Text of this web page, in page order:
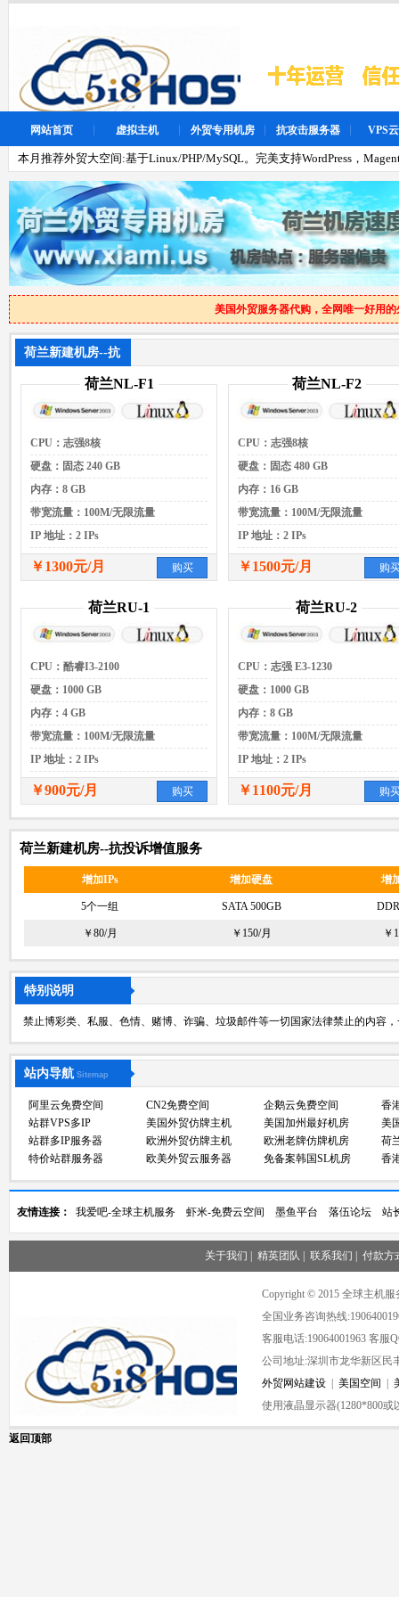
网站首页 虚拟主机 外贸专用机房 抗攻击服务器 VPS
本月推荐外贸大空间:基于Linux/PHP/MySQL。完美支持WordPress，
美国外贸服务器代购，全网唯一好用的
荷兰新建机房--抗
荷兰NL-F1
CPU：志强8核
硬盘：固态 240 GB
内存：8 GB
带宽流量：100M/无限流量
IP 地址：2 IPs
￥1300元/月 购买
荷兰NL-F2
CPU：志强8核
硬盘：固态 480 GB
内存：16 GB
带宽流量：100M/无限流量
IP 地址：2 IPs
￥1500元/月 购
荷兰RU-1
CPU：酷睿I3-2100
硬盘：1000 GB
内存：4 GB
带宽流量：100M/无限流量
IP 地址：2 IPs
￥900元/月 购买
荷兰RU-2
CPU：志强 E3-1230
硬盘：1000 GB
内存：8 GB
带宽流量：100M/无限流量
IP 地址：2 IPs
￥1100元/月 购
荷兰新建机房--抗投诉增值服务
增加IPs
5个一组
￥80/月
增加硬盘
SATA 500GB
￥150/月
增
￥
特别说明
禁止博彩类、私服、色情、赌博、诈骗、垃圾邮件等一切国家法律禁止的内容
站内导航 Sitemap
阿里云免费空间 CN2免费空间 企鹅云免费空间
香
站群VPS多IP
美国外贸仿牌主机 美国加州最好机房
美
站群多IP服务器
欧洲外贸仿牌主机 欧洲老牌仿牌机房
荷
特价站群服务器
欧美外贸云服务器 免备案韩国SL机房 香
友情连接： 我爱吧-全球主机服务 虾米-免费云空间 墨鱼平台 落伍论坛 站
关于我们 精英团队 联系我们 付款方
Copyright © 2015 全球主机
全国业务咨询热线
客服电话:19064001963 客服
公司地址:深圳市龙华新区民
外贸网站建设
美国空间
使用液晶显示器(1280*800
返回顶部